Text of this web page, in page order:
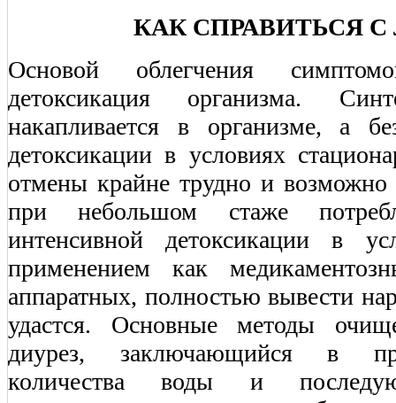
КАК СПРАВИТЬСЯ
Основой облегчения
детоксикация организма.
накапливается в организме, а
детоксикации в условиях
отмены крайне трудно и возможно
при небольшом стаже
интенсивной детоксикации в
применением как
аппаратных, полностью вывести
удастся. Основные методы
диурез, заключающийся в
количества воды и